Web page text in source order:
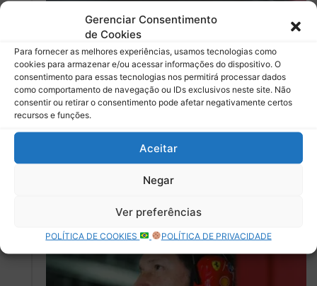
Gerenciar Consentimento
de Cookies
Para fornecer as melhores experiências, usamos tecnologias como
cookies para armazenar e/ou acessar informações do dispositivo. O
consentimento para essas tecnologias nos permitirá processar dados
como comportamento de navegação ou IDs exclusivos neste site. Não
consentir ou retirar o consentimento pode afetar negativamente certos
recursos e funções.
Aceitar
Negar
Ver preferências
POLÍTICA DE COOKIES POLÍTICA DE PRIVACIDADE
Charles Leclerc supera dupla da
McLaren e se estabelece como
pole do GP da Hungria
Com performance surpreendente, Leclerc encaixa
melhor volta no final do Q3 e conquista pole para Ferrari